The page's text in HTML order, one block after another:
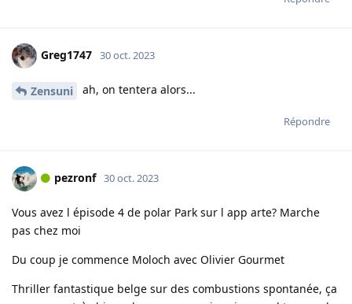
Greg1747 30 oct. 2023
Zensuni ah, on tentera alors...
Répondre
pezronf 30 oct. 2023
Vous avez l épisode 4 de polar Park sur l app arte? Marche
pas chez moi
Du coup je commence Moloch avec Olivier Gourmet
Thriller fantastique belge sur des combustions spontanée, ça